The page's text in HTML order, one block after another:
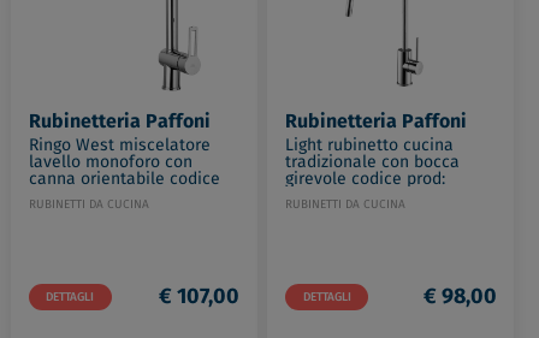
Rubinetteria Paffoni
Ringo West miscelatore
lavello monoforo con
canna orientabile codice
prod: RIN285CR
RUBINETTI DA CUCINA
DETTAGLI € 107,00
Rubinetteria Paffoni
Light rubinetto cucina
tradizionale con bocca
girevole codice prod:
LIG180CR
RUBINETTI DA CUCINA
DETTAGLI € 98,00